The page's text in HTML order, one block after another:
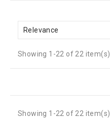
Relevance
Showing 1-22 of 22 item(s)
Showing 1-22 of 22 item(s)